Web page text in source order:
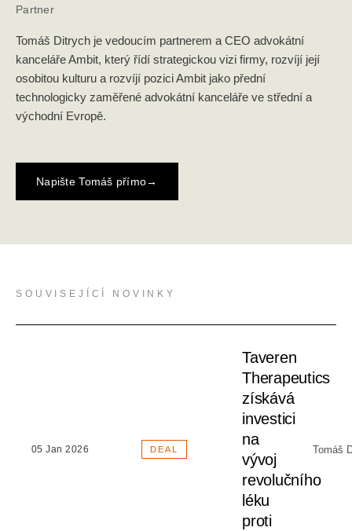
Partner
Tomáš Ditrych je vedoucím partnerem a CEO advokátní
kanceláře Ambit, který řídí strategickou vizi firmy, rozvíjí její
osobitou kulturu a rozvíjí pozici Ambit jako přední
technologicky zaměřené advokátní kanceláře ve střední a
východní Evropě.
Napište Tomáš přímo→
SOUVISEJÍCÍ NOVINKY
05 Jan 2026 DEAL
Taveren
Therapeutics
získává
investici
na
vývoj
revolučního
léku
proti
Tomáš